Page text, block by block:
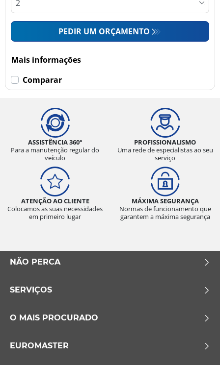
PEDIR UM ORÇAMENTO
Mais informações
Comparar
ASSISTÊNCIA 360°
Para a manutenção regular do
veículo
PROFISSIONALISMO
Uma rede de especialistas ao seu
serviço
ATENÇÃO AO CLIENTE
Colocamos as suas necessidades
em primeiro lugar
MÁXIMA SEGURANÇA
Normas de funcionamento que
garantem a máxima segurança
NÃO PERCA
SERVIÇOS
O MAIS PROCURADO
EUROMASTER